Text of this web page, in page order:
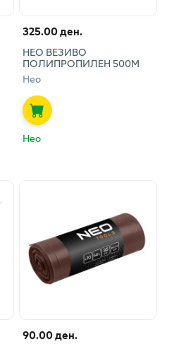
325.00 ден.
НЕО ВЕЗИВО
ПОЛИПРОПИЛЕН 500М
Нео
Нео
90.00 ден.